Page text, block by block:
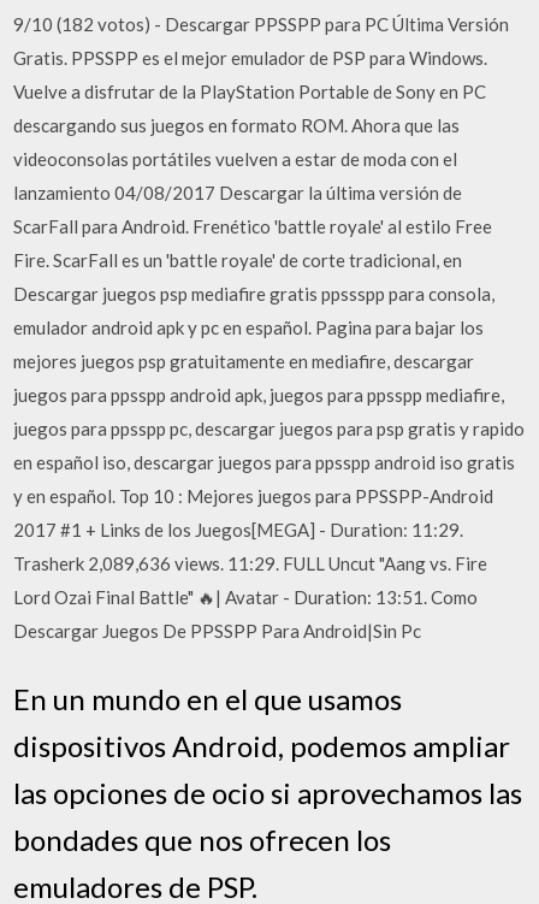
9/10 (182 votos) - Descargar PPSSPP para PC Última Versión
Gratis. PPSSPP es el mejor emulador de PSP para Windows.
Vuelve a disfrutar de la PlayStation Portable de Sony en PC
descargando sus juegos en formato ROM. Ahora que las
videoconsolas portátiles vuelven a estar de moda con el
lanzamiento 04/08/2017 Descargar la última versión de
ScarFall para Android. Frenético 'battle royale' al estilo Free
Fire. ScarFall es un 'battle royale' de corte tradicional, en
Descargar juegos psp mediafire gratis ppssspp para consola,
emulador android apk y pc en español. Pagina para bajar los
mejores juegos psp gratuitamente en mediafire, descargar
juegos para ppsspp android apk, juegos para ppsspp mediafire,
juegos para ppsspp pc, descargar juegos para psp gratis y rapido
en español iso, descargar juegos para ppsspp android iso gratis
y en español. Top 10 : Mejores juegos para PPSSPP-Android
2017 #1 + Links de los Juegos[MEGA] - Duration: 11:29.
Trasherk 2,089,636 views. 11:29. FULL Uncut "Aang vs. Fire
Lord Ozai Final Battle" 🔥| Avatar - Duration: 13:51. Como
Descargar Juegos De PPSSPP Para Android|Sin Pc
En un mundo en el que usamos
dispositivos Android, podemos ampliar
las opciones de ocio si aprovechamos las
bondades que nos ofrecen los
emuladores de PSP.